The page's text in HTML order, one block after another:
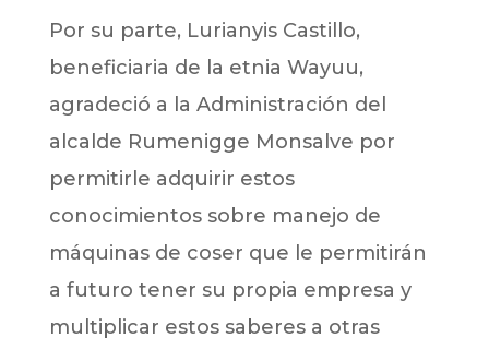
Por su parte, Lurianyis Castillo,
beneficiaria de la etnia Wayuu,
agradeció a la Administración del
alcalde Rumenigge Monsalve por
permitirle adquirir estos
conocimientos sobre manejo de
máquinas de coser que le permitirán
a futuro tener su propia empresa y
multiplicar estos saberes a otras